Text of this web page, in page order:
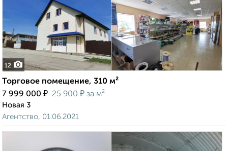
12
Торговое помещение, 310 м²
7 999 000 ₽ 25 900 ₽ за м²
Новая 3
Агентство, 01.06.2021